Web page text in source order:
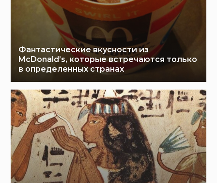
Фантастические вкусности из
McDonald’s, которые встречаются только
в определенных странах